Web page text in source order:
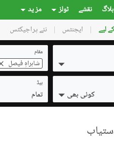
بلاگ نقشے ٹولز مز ید
پلاٹس کمرشل لیے ایجنٹس نئے پراجیکٹس
مقام
شاہراہِ فیصل
کوئی بھی
بیڈ
تمام